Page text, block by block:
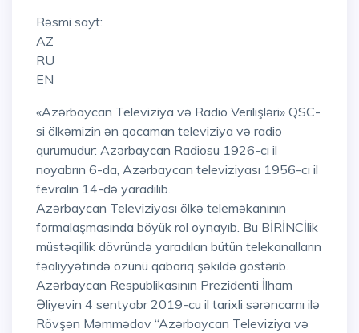
Rəsmi sayt:
AZ
RU
EN
«Azərbaycan Televiziya və Radio Verilişləri» QSC-
si ölkəmizin ən qocaman televiziya və radio
qurumudur: Azərbaycan Radiosu 1926-cı il
noyabrın 6-da, Azərbaycan televiziyası 1956-cı il
fevralın 14-də yaradılıb.
Azərbaycan Televiziyası ölkə teleməkanının
formalaşmasında böyük rol oynayıb. Bu BİRİNCİlik
müstəqillik dövründə yaradılan bütün telekanalların
fəaliyyətində özünü qabarıq şəkildə göstərib.
Azərbaycan Respublikasının Prezidenti İlham
Əliyevin 4 sentyabr 2019-cu il tarixli sərəncamı ilə
Rövşən Məmmədov “Azərbaycan Televiziya və